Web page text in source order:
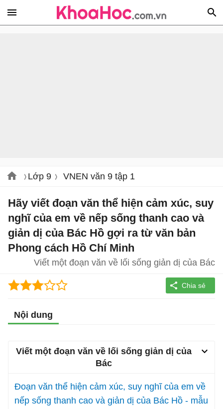
Lớp 9 VNEN văn 9 tập 1
Hãy viết đoạn văn thể hiện cảm xúc, suy
nghĩ của em về nếp sống thanh cao và
giản dị của Bác Hồ gợi ra từ văn bản
Phong cách Hồ Chí Minh
Viết một đoạn văn về lối sống giản dị của Bác
Nội dung
Viết một đoạn văn về lối sống giản dị của
Bác
Đoạn văn thể hiện cảm xúc, suy nghĩ của em về
nếp sống thanh cao và giản dị của Bác Hồ - mẫu